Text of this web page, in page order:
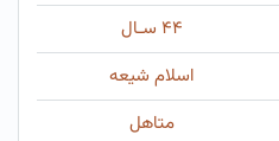
۴۴ سـال
اسلام شیعه
متاهل